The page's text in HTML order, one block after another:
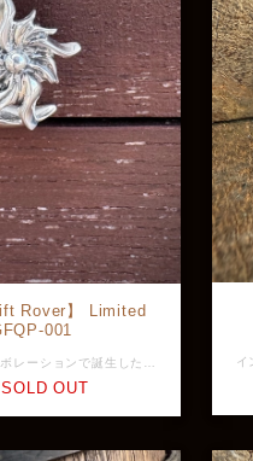
Rover】 Limited
001
SOLD OUT